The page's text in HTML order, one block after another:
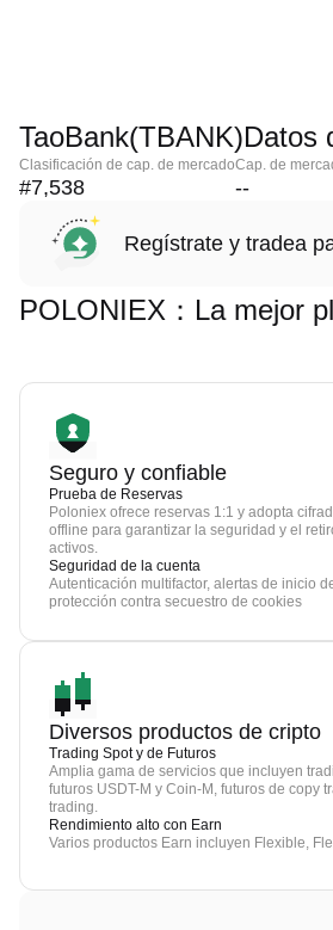
TaoBank(TBANK)Datos
Clasificación de cap. de mercado
#7,538
Cap. de
--
Regístrate y tradea
POLONIEX：La mejor
Seguro y confiable
Prueba de Reservas
Poloniex ofrece reservas 1:1 y adopta
offline para garantizar la seguridad y el
activos.
Seguridad de la cuenta
Autenticación multifactor, alertas de inicio
protección contra secuestro de cookies
Diversos productos de cripto
Trading Spot y de Futuros
Amplia gama de servicios que incluyen
futuros USDT-M y Coin-M, futuros de copy
trading.
Rendimiento alto con Earn
Varios productos Earn incluyen Flexible,